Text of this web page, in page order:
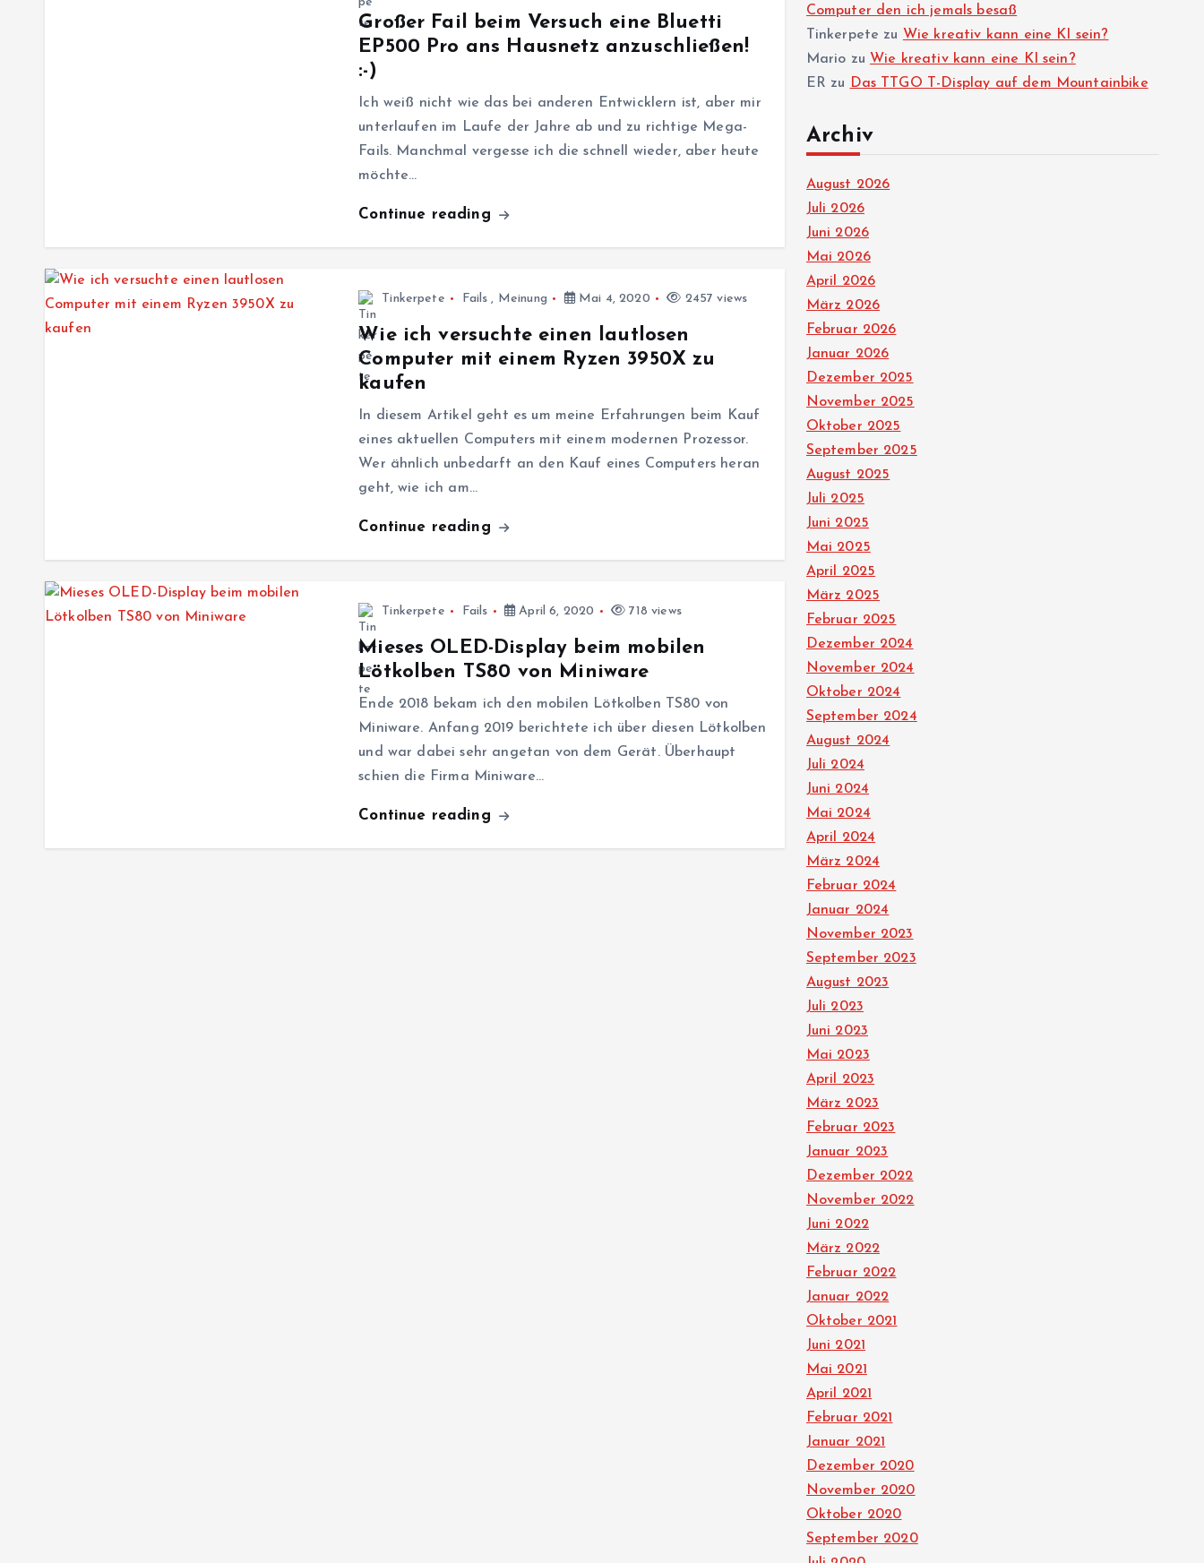
Großer Fail beim Versuch eine Bluetti
EP500 Pro ans Hausnetz anzuschließen!
:-)
Ich weiß nicht wie das bei anderen Entwicklern ist, aber mir
unterlaufen im Laufe der Jahre ab und zu richtige Mega-
Fails. Manchmal vergesse ich die schnell wieder, aber heute
möchte…
Continue reading
Tinkerpete Fails , Meinung Mai 4, 2020 2457 views
Wie ich versuchte einen lautlosen
Computer mit einem Ryzen 3950X zu
kaufen
In diesem Artikel geht es um meine Erfahrungen beim Kauf
eines aktuellen Computers mit einem modernen Prozessor.
Wer ähnlich unbedarft an den Kauf eines Computers heran
geht, wie ich am…
Continue reading
Tinkerpete Fails April 6, 2020 718 views
Mieses OLED-Display beim mobilen
Lötkolben TS80 von Miniware
Ende 2018 bekam ich den mobilen Lötkolben TS80 von
Miniware. Anfang 2019 berichtete ich über diesen Lötkolben
und war dabei sehr angetan von dem Gerät. Überhaupt
schien die Firma Miniware…
Continue reading
Computer den ich jemals besaß
Tinkerpete zu Wie kreativ kann eine KI sein?
Mario zu Wie kreativ kann eine KI sein?
ER zu Das TTGO T-Display auf dem Mountainbike
Archiv
August 2026
Juli 2026
Juni 2026
Mai 2026
April 2026
März 2026
Februar 2026
Januar 2026
Dezember 2025
November 2025
Oktober 2025
September 2025
August 2025
Juli 2025
Juni 2025
Mai 2025
April 2025
März 2025
Februar 2025
Dezember 2024
November 2024
Oktober 2024
September 2024
August 2024
Juli 2024
Juni 2024
Mai 2024
April 2024
März 2024
Februar 2024
Januar 2024
November 2023
September 2023
August 2023
Juli 2023
Juni 2023
Mai 2023
April 2023
März 2023
Februar 2023
Januar 2023
Dezember 2022
November 2022
Juni 2022
März 2022
Februar 2022
Januar 2022
Oktober 2021
Juni 2021
Mai 2021
April 2021
Februar 2021
Januar 2021
Dezember 2020
November 2020
Oktober 2020
September 2020